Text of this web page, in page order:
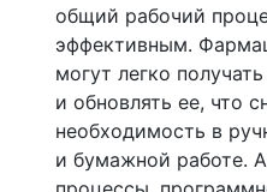
общий рабочий
эффективным.
могут легко
и обновлять ее, что
необходимость в
и бумажной работе.